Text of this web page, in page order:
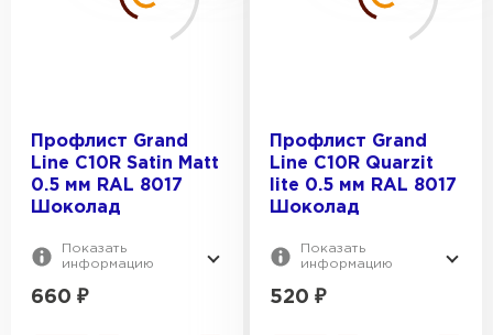
Профлист Grand
Line С10R Satin Matt
0.5 мм RAL 8017
Шоколад
Показать
информацию
660 ₽
Профлист Grand
Line С10R Quarzit
lite 0.5 мм RAL 8017
Шоколад
Показать
информацию
520 ₽